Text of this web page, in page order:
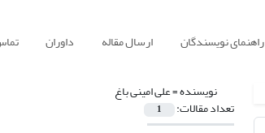
راهنمای نویسندگان ارسال مقاله داوران
نویسنده =علی امینی باغ
تعداد مقالات: 1